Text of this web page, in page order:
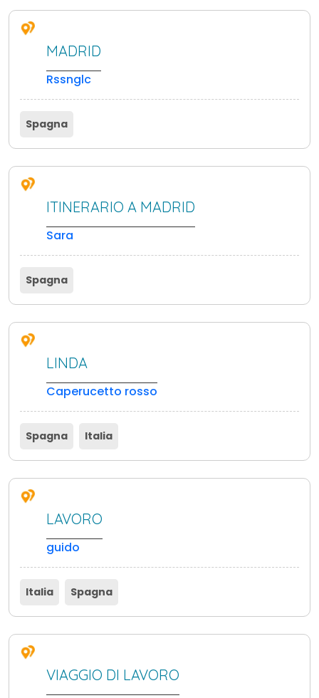
MADRID
Rssnglc
Spagna
ITINERARIO A MADRID
Sara
Spagna
LINDA
Caperucetto rosso
Spagna Italia
LAVORO
guido
Italia Spagna
VIAGGIO DI LAVORO